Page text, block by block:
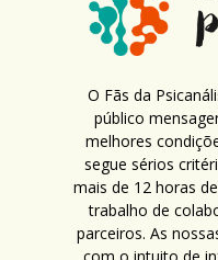
O Fãs da
público
melhores
segue sérios
mais de 12 horas
trabalho de
parceiros. As